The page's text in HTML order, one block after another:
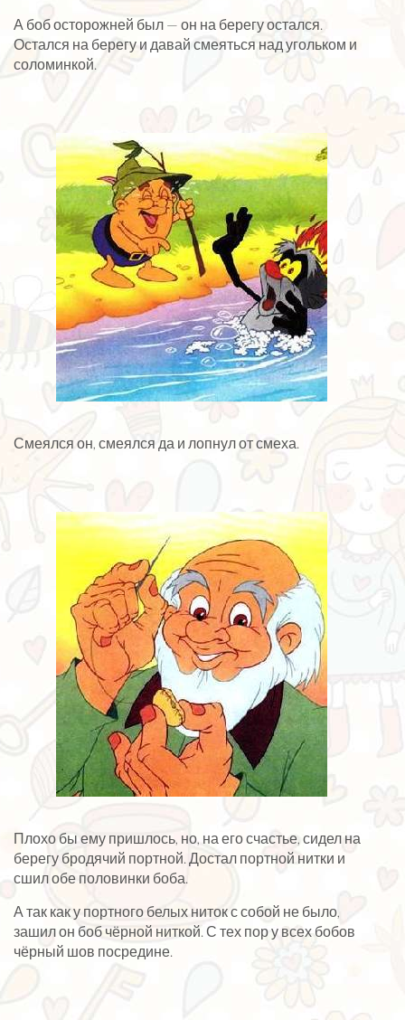
А боб осторожней был — он на берегу остался.
Остался на берегу и давай смеяться над угольком и
соломинкой.
Смеялся он, смеялся да и лопнул от смеха.
Плохо бы ему пришлось, но, на его счастье, сидел на
берегу бродячий портной. Достал портной нитки и
сшил обе половинки боба.
А так как у портного белых ниток с собой не было,
зашил он боб чёрной ниткой. С тех пор у всех бобов
чёрный шов посредине.